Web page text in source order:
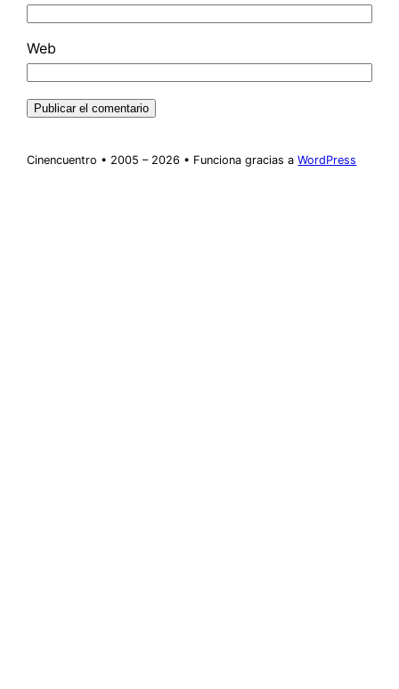
Web
Cinencuentro • 2005 – 2026 • Funciona gracias aWordPress